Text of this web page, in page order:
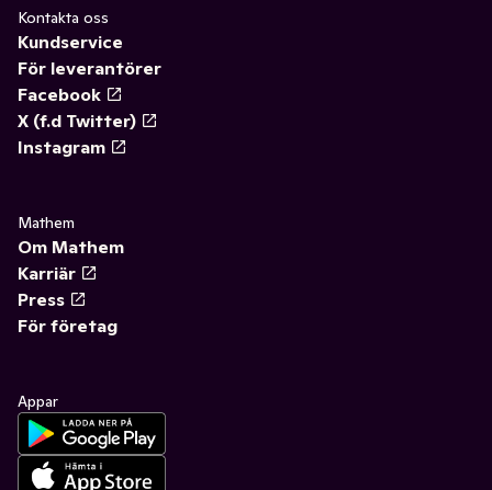
Kontakta oss
Kundservice
För leverantörer
Facebook
X (f.d Twitter)
Instagram
Mathem
Om Mathem
Karriär
Press
För företag
Appar